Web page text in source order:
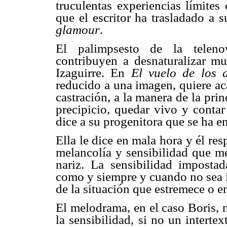
truculentas experiencias
que el escritor ha trasladado a
glamour.
El palimpsesto de la
contribuyen a desnaturalizar
Izaguirre. En El vuelo de los
reducido a una imagen, quiere
castración, a la manera de la
precipicio, quedar vivo y
dice a su progenitora que se ha
Ella le dice en mala hora y él
melancolía y sensibilidad que
nariz. La sensibilidad
como y siempre y cuando no
de la situación que estremece o
El melodrama, en el caso Boris,
la sensibilidad, si no un